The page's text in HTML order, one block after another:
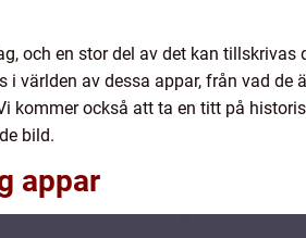
och en stor del av det kan
världen av dessa appar, från vad
kommer också att ta en titt på
bild.
appar